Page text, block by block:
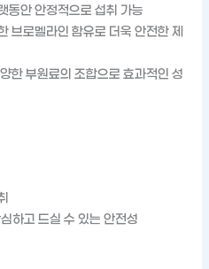
동안 안정적으로 섭취 가능
브로멜라인 함유로 더욱 안전한 제
한 부원료의 조합으로 효과적인 성
하고 드실 수 있는 안전성